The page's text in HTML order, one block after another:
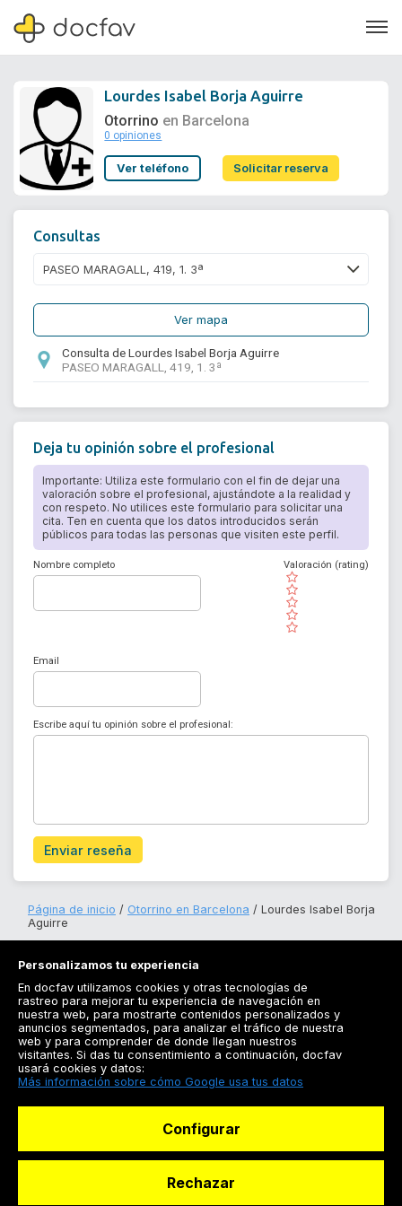
Soporte
Lourdes Isabel Borja Aguirre
Otorrino en Barcelona
0 opiniones
Ver teléfono Solicitar reserva
Consultas
Ver mapa
Consulta de Lourdes Isabel Borja Aguirre
PASEO MARAGALL, 419, 1. 3ª
Deja tu opinión sobre el profesional
Importante: Utiliza este formulario con el fin de dejar una
valoración sobre el profesional, ajustándote a la realidad y
con respeto. No utilices este formulario para solicitar una
cita. Ten en cuenta que los datos introducidos serán
públicos para todas las personas que visiten este perfil.
Nombre completo
( )
( )
( )
( )
( )
Valoración (rating)
Email
Escribe aquí tu opinión sobre el profesional:
Enviar reseña
Página de inicio Otorrino en Barcelona
Lourdes Isabel Borja
Aguirre
Registrarse
Docfav
Personalizamos tu experiencia
En docfav utilizamos cookies y otras tecnologías de
rastreo para mejorar tu experiencia de navegación en
nuestra web, para mostrarte contenidos personalizados y
anuncios segmentados, para analizar el tráfico de nuestra
web y para comprender de donde llegan nuestros
visitantes. Si das tu consentimiento a continuación, docfav
usará cookies y datos:
Más información sobre cómo Google usa tus datos
Configurar
Rechazar